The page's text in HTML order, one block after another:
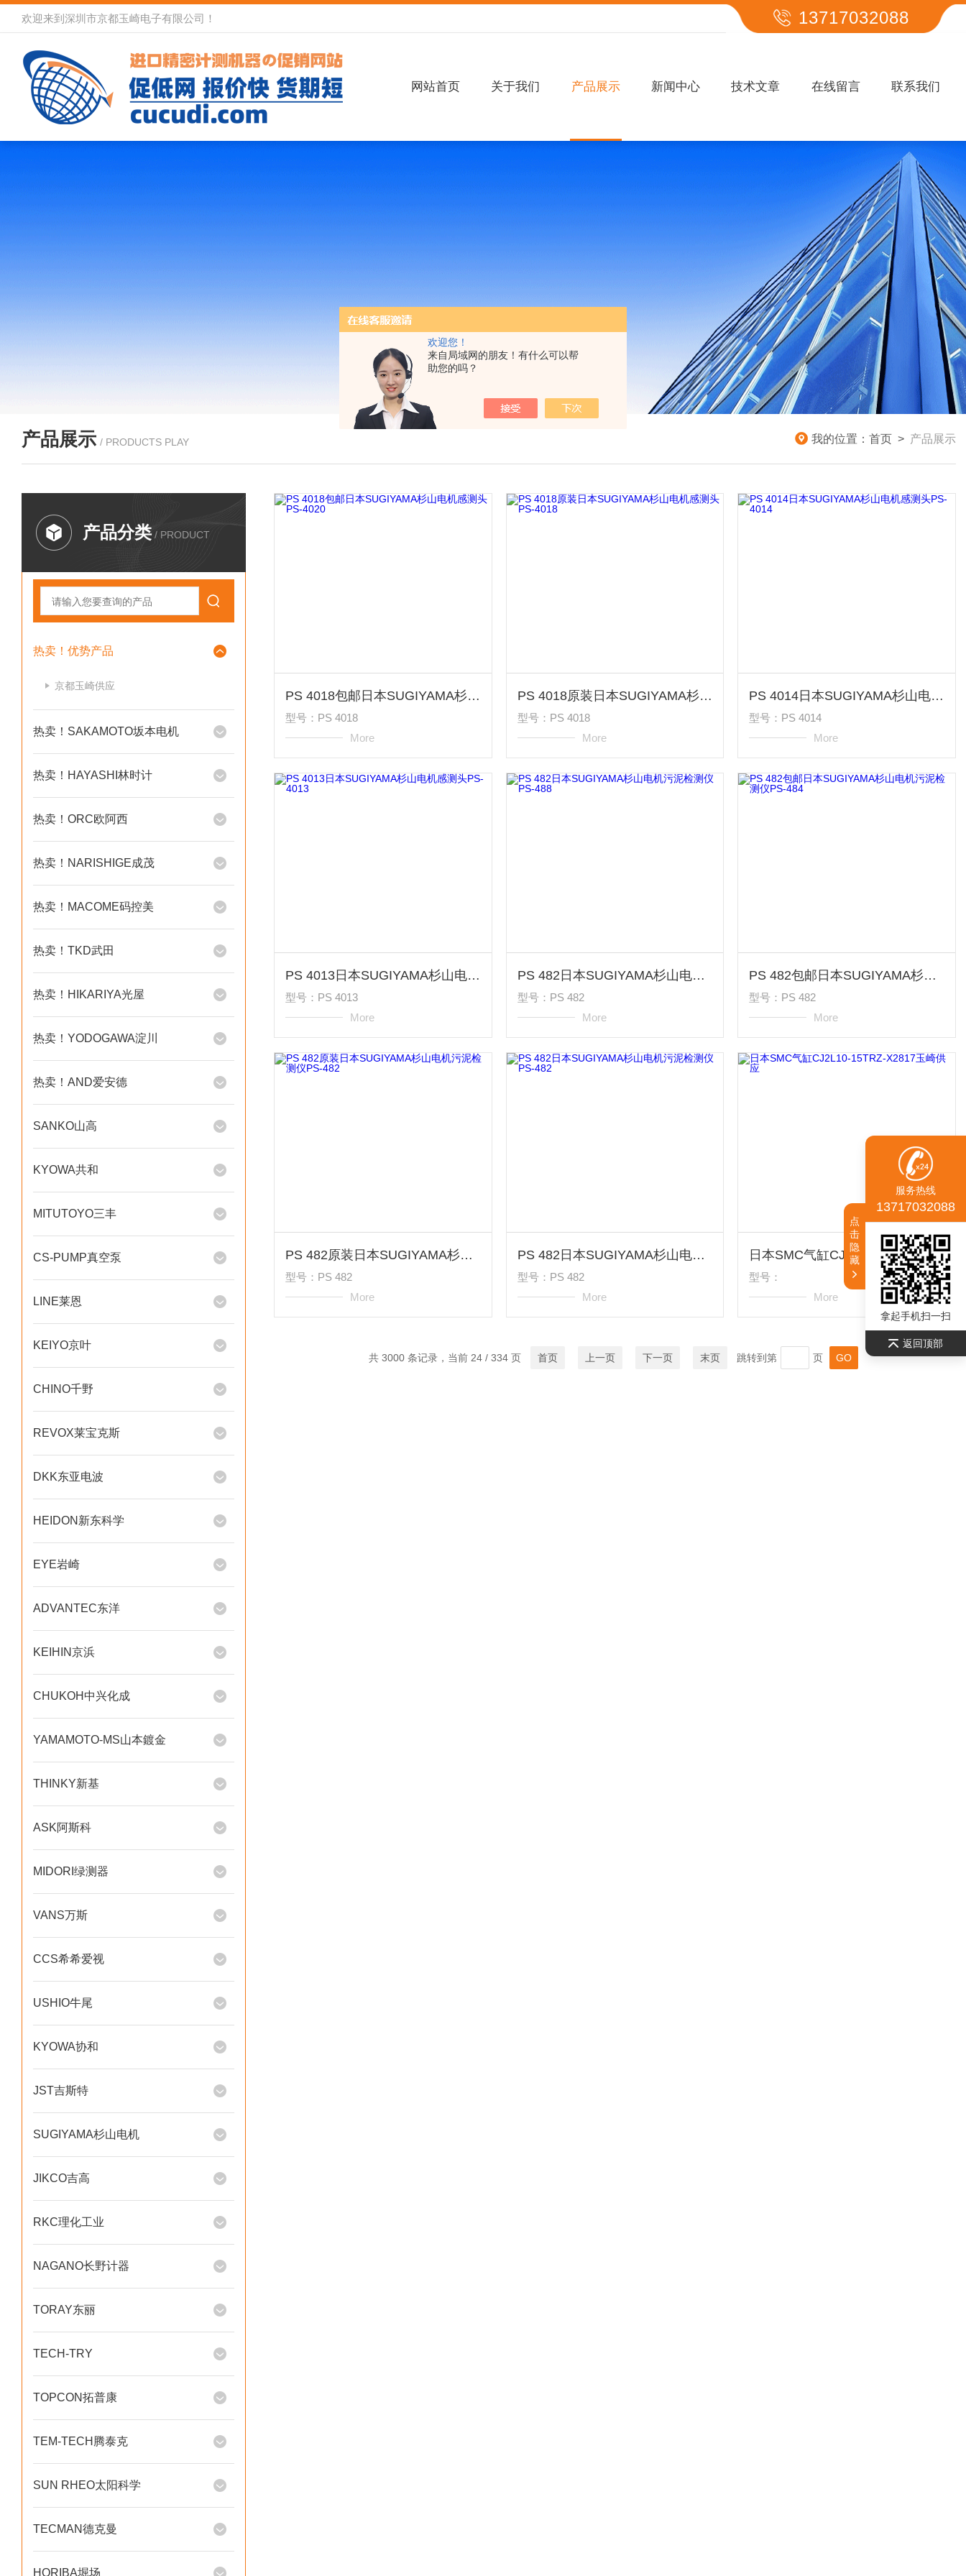
欢迎您！
来自局域网的朋友！有什么可以帮
助您的吗？
欢迎来到深圳市京都玉崎电子有限公司！ 13717032088
网站首页 关于我们 产品展示 新闻中心 技术文章 在线留言 联系我们
产品展示 / PRODUCTS PLAY 我的位置： 首页 > 产品展示
产品分类 / PRODUCT
热卖！优势产品
京都玉崎供应
热卖！SAKAMOTO坂本电机
热卖！HAYASHI林时计
热卖！ORC欧阿西
热卖！NARISHIGE成茂
热卖！MACOME码控美
热卖！TKD武田
热卖！HIKARIYA光屋
热卖！YODOGAWA淀川
热卖！AND爱安德
SANKO山高
KYOWA共和
MITUTOYO三丰
CS-PUMP真空泵
LINE莱恩
KEIYO京叶
CHINO千野
REVOX莱宝克斯
DKK东亚电波
HEIDON新东科学
EYE岩崎
ADVANTEC东洋
KEIHIN京浜
CHUKOH中兴化成
YAMAMOTO-MS山本鍍金
THINKY新基
ASK阿斯科
MIDORI绿测器
VANS万斯
CCS希希爱视
USHIO牛尾
KYOWA协和
JST吉斯特
SUGIYAMA杉山电机
JIKCO吉高
RKC理化工业
NAGANO长野计器
TORAY东丽
TECH-TRY
TOPCON拓普康
TEM-TECH腾泰克
SUN RHEO太阳科学
TECMAN德克曼
HORIBA堀场
PS 4018包邮日本SUGIYAMA杉山电机感测头PS-4020
型号：PS 4018
More
PS 4018原装日本SUGIYAMA杉山电机感测头PS-4018
型号：PS 4018
More
PS 4014日本SUGIYAMA杉山电机感测头PS-4014
型号：PS 4014
More
PS 4013日本SUGIYAMA杉山电机感测头PS-4013
型号：PS 4013
More
PS 482日本SUGIYAMA杉山电机污泥检测仪PS-488
型号：PS 482
More
PS 482包邮日本SUGIYAMA杉山电机污泥检测仪PS-484
型号：PS 482
More
PS 482原装日本SUGIYAMA杉山电机污泥检测仪PS-482
型号：PS 482
More
PS 482日本SUGIYAMA杉山电机污泥检测仪PS-482
型号：PS 482
More
日本SMC气缸CJ2L10-15TRZ-X2817玉崎供应
型号：
More
共 3000 条记录，当前 24 / 334 页 首页 上一页 下一页 末页 跳转到第 页
服务热线
13717032088
拿起手机扫一扫
返回顶部
点
击
隐
藏